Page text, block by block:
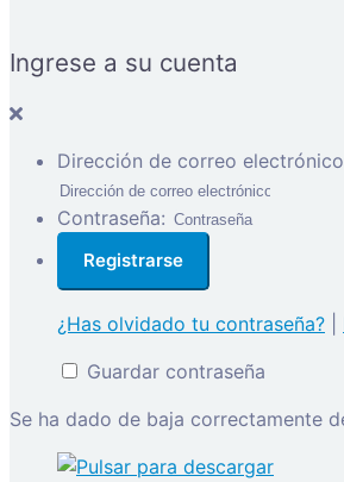
Ingrese a su cuenta
Dirección de correo
Contraseña:
¿Has olvidado tu contraseña?
Guardar contraseña
Se ha dado de baja correctamente